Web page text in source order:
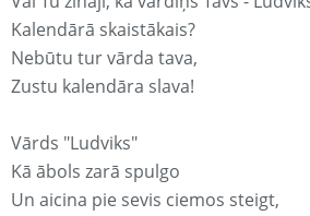
Kalendārā skaistākais?
Nebūtu tur vārda tava,
Zustu kalendāra slava!
Vārds "Ludviks"
Kā ābols zarā spulgo
Un aicina pie sevis ciemos steigt,